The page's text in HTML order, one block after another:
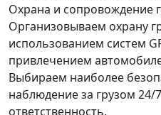
Охрана и сопровождение
Организовываем охрану
использованием систем
привлечением
Выбираем наиболее
наблюдение за грузом
ответственность.